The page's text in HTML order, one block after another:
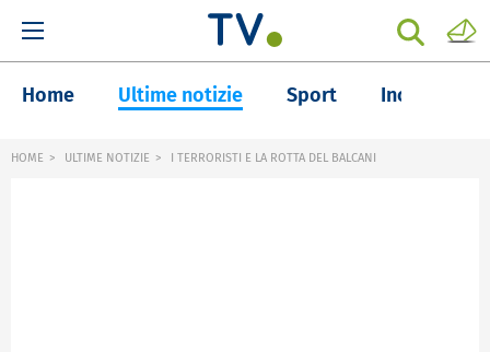
Home Ultime notizie Sport Inchieste
HOME ULTIME NOTIZIE I TERRORISTI E LA ROTTA DEL BALCANI